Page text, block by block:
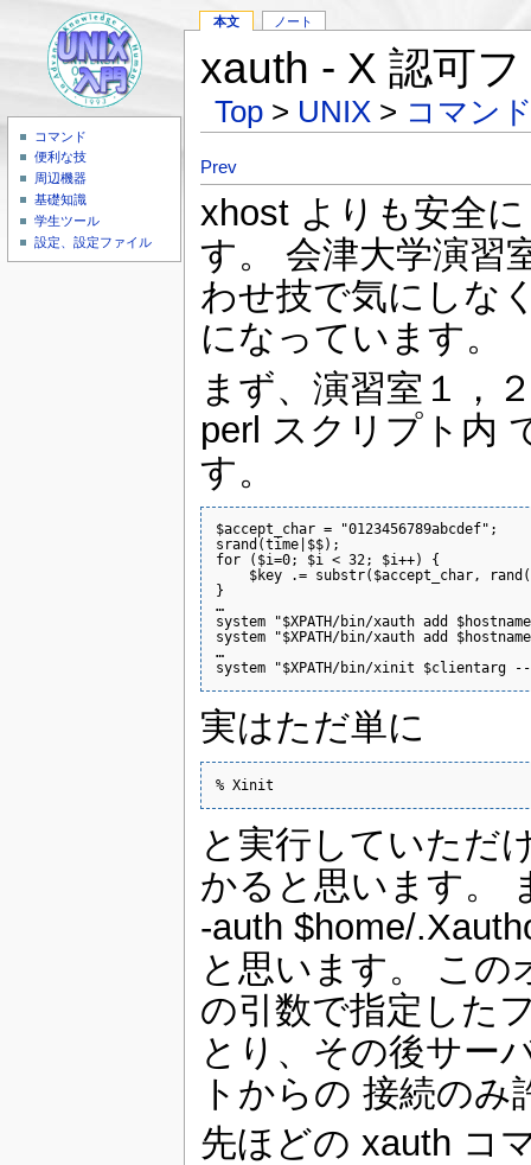
コマンド
便利な技
周辺機器
基礎知識
学生ツール
設定、設定ファイル
本文 ノート
xauth - X 認可
Top > UNIX > コマン
Prev
xhost よりも安全
す。 会津大学演習
わせ技で気にしな
になっています。
まず、演習室１，
perl スクリプト内
す。
$accept_char = "0123456789abcdef";
srand(time|$$);
for ($i=0; $i < 32; $i++) {
$key .= substr($accept_char,
}
…
system "$XPATH/bin/xauth add
system "$XPATH/bin/xauth add
…
system "$XPATH/bin/xinit $clientarg
実はただ単に
% Xinit
と実行していただ
かると思います。
-auth $home/
と思います。 この
の引数で指定した
とり、その後サー
トからの 接続の
先ほどの xauth コ